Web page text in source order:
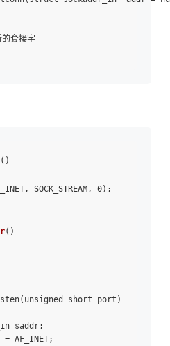
套接字
()
SOCK_STREAM, 0);
()
short port)
saddr;
AF_INET;